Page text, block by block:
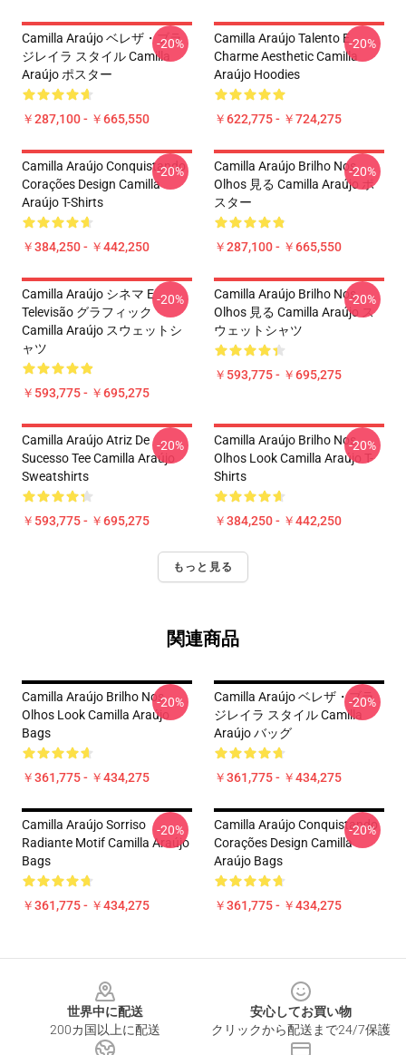
Camilla Araújo ベレザ・ブラ
ジレイラ スタイル Camilla
Araújo ポスター
￥287,100 - ￥665,550
-20%
Camilla Araújo Talento E
Charme Aesthetic Camilla
Araújo Hoodies
￥622,775 - ￥724,275
-20%
Camilla Araújo Conquistando
Corações Design Camilla
Araújo T-Shirts
￥384,250 - ￥442,250
-20%
Camilla Araújo Brilho Nos
Olhos 見る Camilla Araújo ポ
スター
￥287,100 - ￥665,550
-20%
Camilla Araújo シネマ E
Televisão グラフィック
Camilla Araújo スウェットシ
ャツ
￥593,775 - ￥695,275
-20%
Camilla Araújo Brilho Nos
Olhos 見る Camilla Araújo ス
ウェットシャツ
￥593,775 - ￥695,275
-20%
Camilla Araújo Atriz De
Sucesso Tee Camilla Araújo
Sweatshirts
￥593,775 - ￥695,275
-20%
Camilla Araújo Brilho Nos
Olhos Look Camilla Araújo T-
Shirts
￥384,250 - ￥442,250
-20%
もっと見る
関連商品
Camilla Araújo Brilho Nos
Olhos Look Camilla Araújo
Bags
￥361,775 - ￥434,275
-20%
Camilla Araújo ベレザ・ブラ
ジレイラ スタイル Camilla
Araújo バッグ
￥361,775 - ￥434,275
-20%
Camilla Araújo Sorriso
Radiante Motif Camilla Araújo
Bags
￥361,775 - ￥434,275
-20%
Camilla Araújo Conquistando
Corações Design Camilla
Araújo Bags
￥361,775 - ￥434,275
-20%
世界中に配送
200カ国以上に配送
安心してお買い物
クリックから配送まで24/7保護